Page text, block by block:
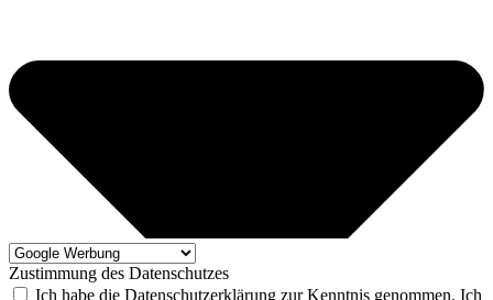
Zustimmung des Datenschutzes
Ich habe die Datenschutzerklärung zur Kenntnis genommen. Ich